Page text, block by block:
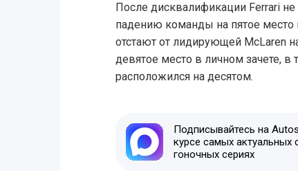
После дисквалификации Ferrari
падению команды на пятое место
отстают от лидирующей McLaren
девятое место в личном зачете,
расположился на десятом.
Подписывайтесь на
курсе самых
гоночных сериях